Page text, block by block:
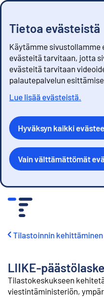
Tietoa evästeistä
Käytämme
evästeitä tarvitaan, jotta
evästeitä tarvitaan
palautepalvelun
Lue lisää evästeistä.
Hyväksyn kaikki
Vain välttämättömät
Tilastoinnin kehittäminen
LIIKE-
Tilastokeskukseen
viestintäministeriön,